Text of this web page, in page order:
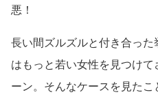
悪！
長い間ズルズルと付き合っ
はもっと若い女性を見つけ
ーン。そんなケースを見たこ